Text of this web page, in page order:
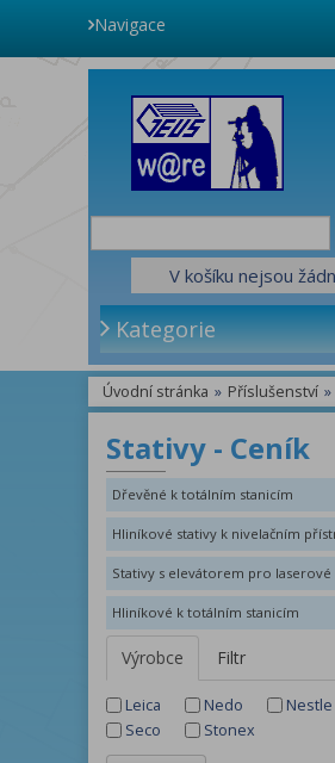
Navigace
V košíku nejsou
Kategorie
Úvodní stránka » Příslušenství »
Stativy - Ceník
Dřevěné k totálním stanicím
Hliníkové stativy k nivelačním
Stativy s elevátorem pro
Hliníkové k totálním stanicím
Výrobce Filtr
Leica Nedo
Nestle
Seco
Stonex